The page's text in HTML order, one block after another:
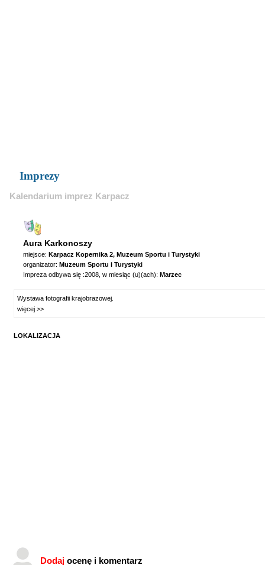
Imprezy
Kalendarium imprez Karpacz
Aura Karkonoszy
miejsce: Karpacz Kopernika 2, Muzeum Sportu i Turystyki
organizator: Muzeum Sportu i Turystyki
Impreza odbywa się :2008, w miesiąc (u)(ach): Marzec
Wystawa fotografii krajobrazowej.
więcej >>
LOKALIZACJA
Dodaj ocenę i komentarz